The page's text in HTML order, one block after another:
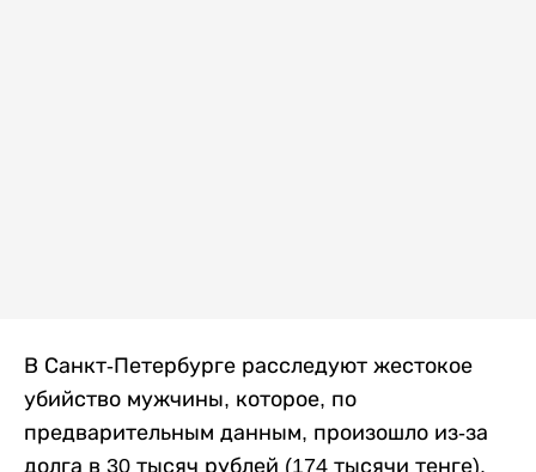
В Санкт-Петербурге расследуют жестокое
убийство мужчины, которое, по
предварительным данным, произошло из-за
долга в 30 тысяч рублей (174 тысячи тенге).